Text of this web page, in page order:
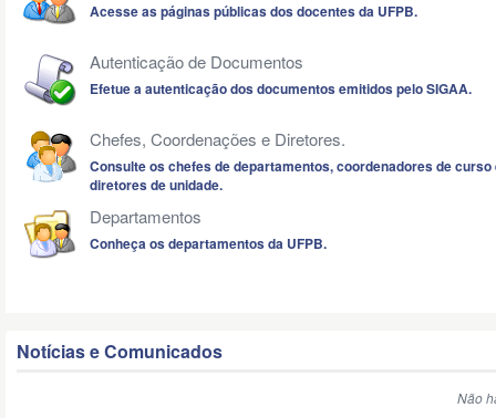
Acesse as páginas públicas dos docentes da UFPB.
Autenticação de Documentos
Efetue a autenticação dos documentos emitidos pelo SIGAA.
Chefes, Coordenações e Diretores.
Consulte os chefes de departamentos, coordenadores de curso
diretores de unidade.
Departamentos
Conheça os departamentos da UFPB.
Notícias e Comunicados
Não